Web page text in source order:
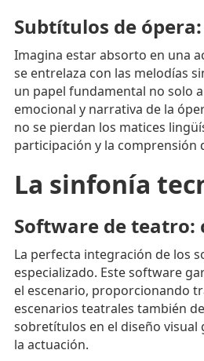
Subtítulos de
Imagina estar absorto en una
se entrelaza con las melodías
un papel fundamental no solo
emocional y narrativa de la
no se pierdan los matices
participación y la comprensión
La sinfonía
Software de teatro:
La perfecta integración de los
especializado. Este software
el escenario, proporcionando
escenarios teatrales también
sobretítulos en el diseño
la actuación.